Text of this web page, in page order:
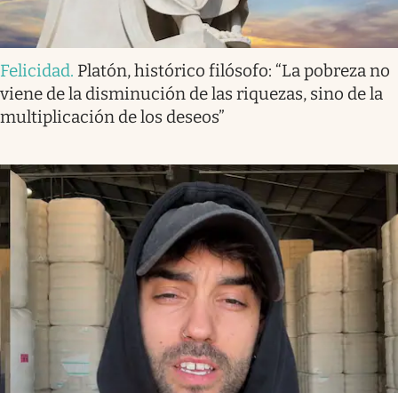
Felicidad. Platón, histórico filósofo: “La pobreza no
viene de la disminución de las riquezas, sino de la
multiplicación de los deseos”